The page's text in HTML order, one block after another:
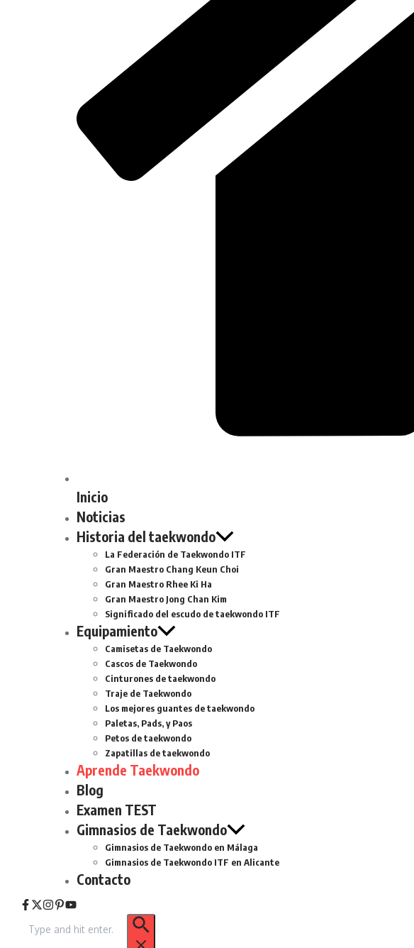
Inicio
Noticias
Historia del taekwondo
La Federación de Taekwondo ITF
Gran Maestro Chang Keun Choi
Gran Maestro Rhee Ki Ha
Gran Maestro Jong Chan Kim
Significado del escudo de taekwondo ITF
Equipamiento
Camisetas de Taekwondo
Cascos de Taekwondo
Cinturones de taekwondo
Traje de Taekwondo
Los mejores guantes de taekwondo
Paletas, Pads, y Paos
Petos de taekwondo
Zapatillas de taekwondo
Aprende Taekwondo
Blog
Examen TEST
Gimnasios de Taekwondo
Gimnasios de Taekwondo en Málaga
Gimnasios de Taekwondo ITF en Alicante
Contacto